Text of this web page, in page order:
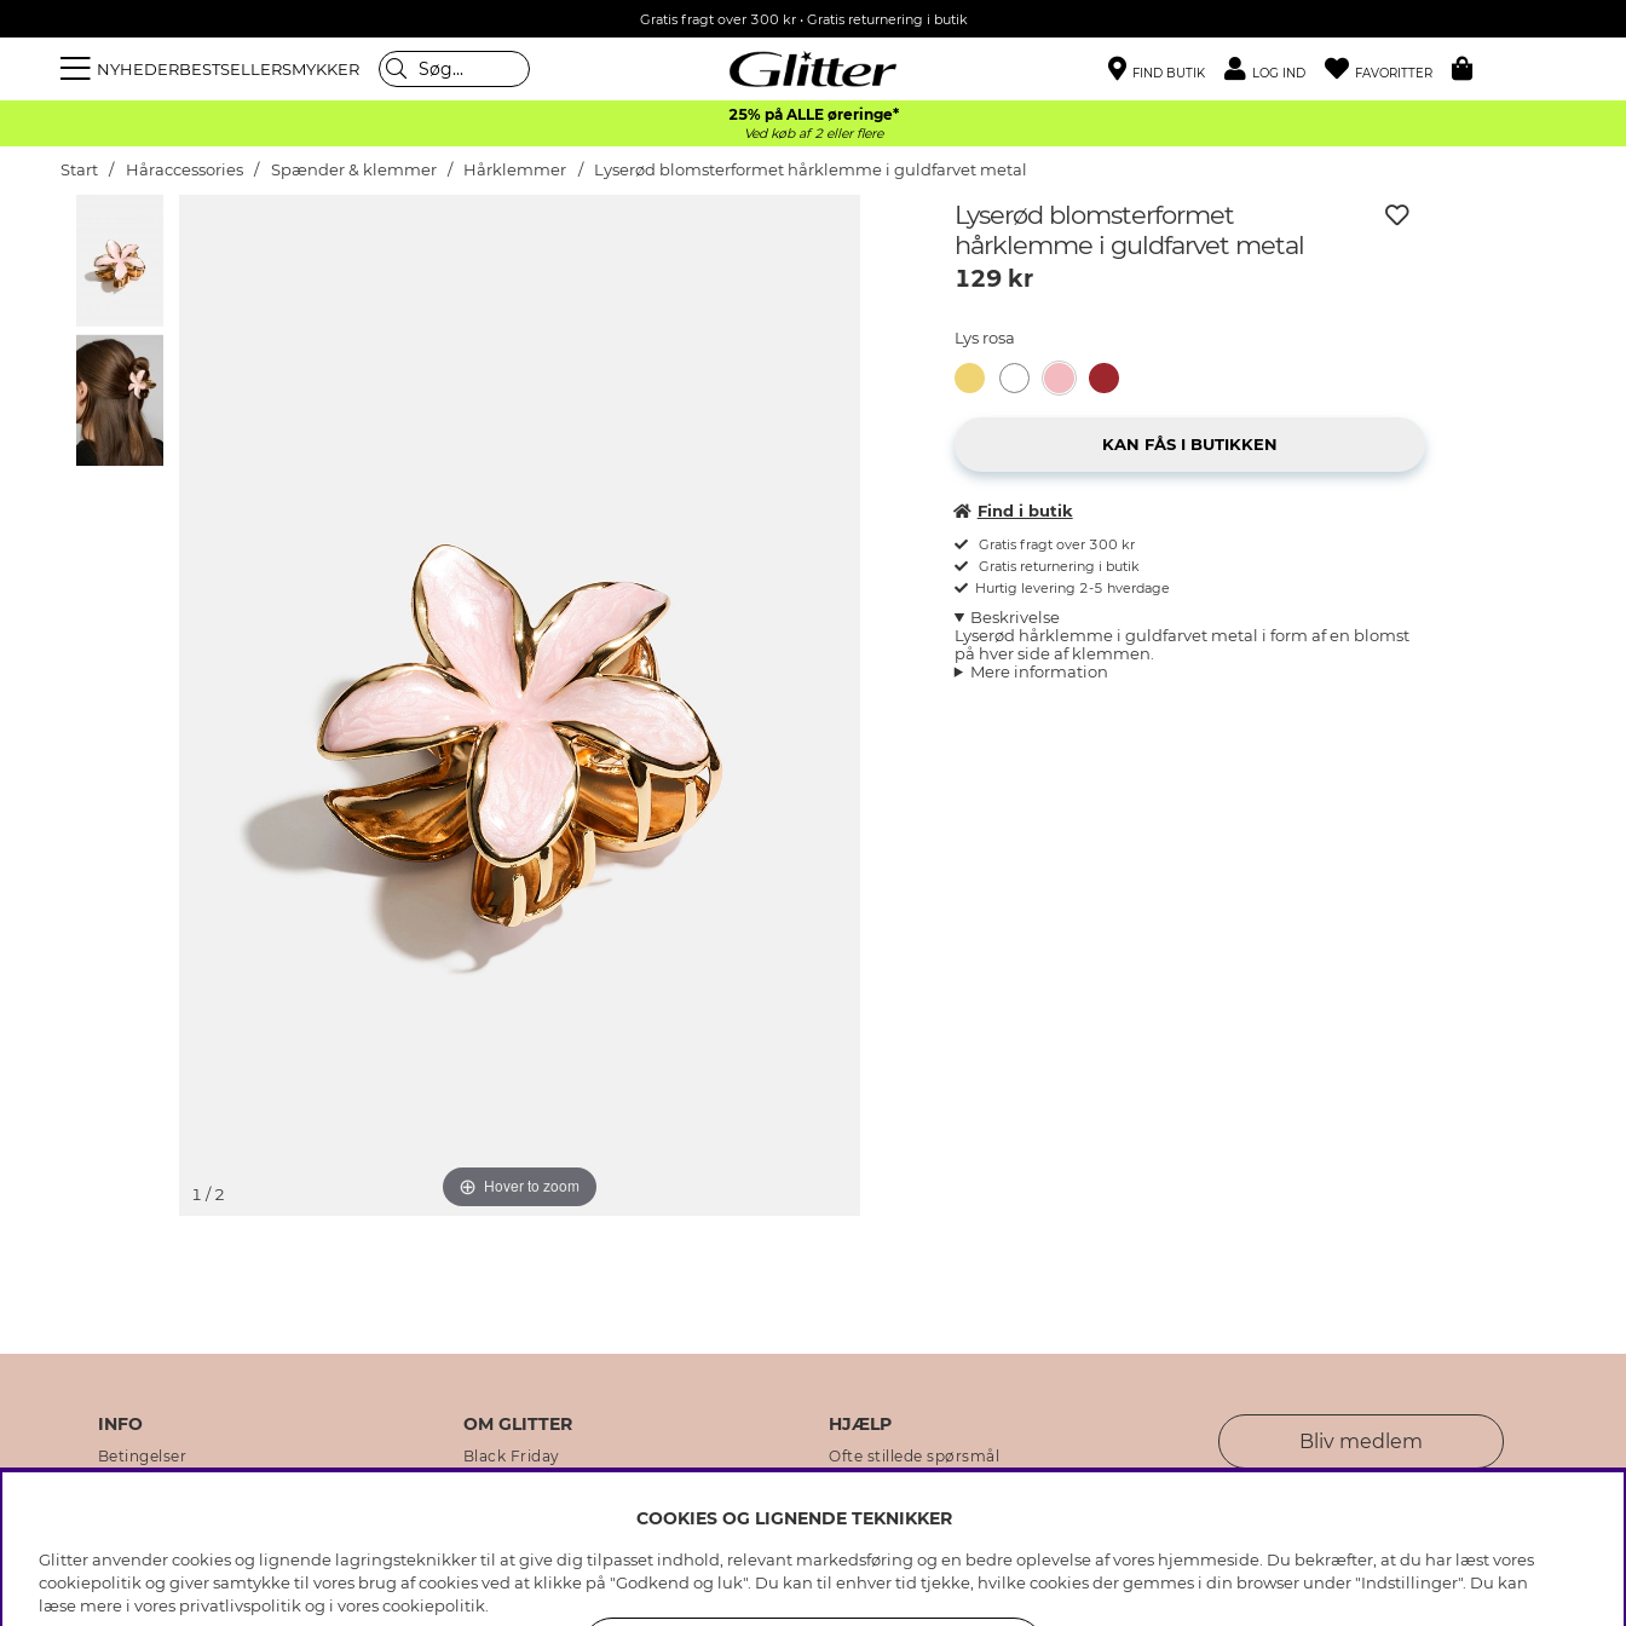
Gratis fragt over 300 kr • Gratis returnering i butik
NYHEDERBESTSELLERSMYKKER FIND BUTIK LOG IND FAVORITTER
25% på ALLE øreringe*
Ved køb af 2 eller flere
Start Håraccessories Spænder & klemmer Hårklemmer Lyserød blomsterformet hårklemme i guldfarvet metal
Hover to zoom
1 / 2
Lyserød blomsterformet
hårklemme i guldfarvet metal
129kr
Lys rosa
Find i butik
Gratis fragt over 300 kr
Gratis returnering i butik
Hurtig levering 2-5 hverdage
Beskrivelse
Lyserød hårklemme i guldfarvet metal i form af en blomst
på hver side af klemmen.
Mere information
INFO
Betingelser
Medlemsbetingelser
OM GLITTER
Black Friday
Virksomhedens historie
HJÆLP
Ofte stillede spørsmål
Plejeråd ægte sølv
Plejeråd skindhandsker
Bliv medlem
COOKIES OG LIGNENDE TEKNIKKER
Glitter anvender cookies og lignende lagringsteknikker til at give dig tilpasset indhold, relevant markedsføring og en bedre oplevelse af vores hjemmeside. Du bekræfter, at du har læst vores
cookiepolitik og giver samtykke til vores brug af cookies ved at klikke på "Godkend og luk". Du kan til enhver tid tjekke, hvilke cookies der gemmes i din browser under "Indstillinger". Du kan
læse mere i vores privatlivspolitik og i vorescookiepolitik